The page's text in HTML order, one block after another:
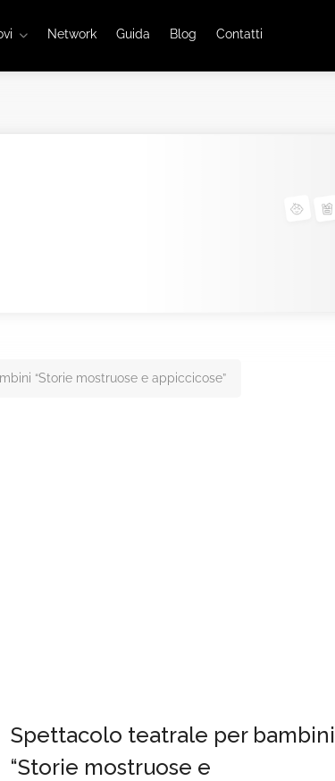
Network Guida Blog Contatti
“Storie mostruose e appiccicose”
Spettacolo teatrale per bambini
“Storie mostruose e